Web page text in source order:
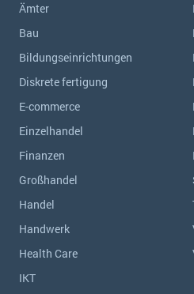
Ämter
Bau
Bildungseinrichtungen
Diskrete fertigung
E-commerce
Einzelhandel
Finanzen
Großhandel
Handel
Handwerk
Health Care
IKT